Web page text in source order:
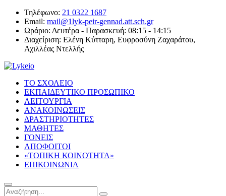
Τηλέφωνο: 21 0322 1687
Email: mail@1lyk-peir-gennad.att.sch.gr
Ωράριο: Δευτέρα - Παρασκευή: 08:15 - 14:15
Διαχείριση: Ελένη Κύτταρη, Ευφροσύνη Ζαχαράτου,
Αχιλλέας Ντελλής
ΤΟ ΣΧΟΛΕΙΟ
ΕΚΠΑΙΔΕΥΤΙΚΟ ΠΡΟΣΩΠΙΚΟ
ΛΕΙΤΟΥΡΓΙΑ
ΑΝΑΚΟΙΝΩΣΕΙΣ
ΔΡΑΣΤΗΡΙΟΤΗΤΕΣ
ΜΑΘΗΤΕΣ
ΓΟΝΕΙΣ
ΑΠΟΦΟΙΤΟΙ
«ΤΟΠΙΚΗ ΚΟΙΝΟΤΗΤΑ»
ΕΠΙΚΟΙΝΩΝΙΑ